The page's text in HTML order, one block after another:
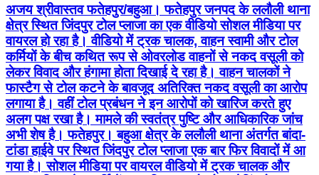
अजय श्रीवास्तव फतेहपुर/बहुआ। फतेहपुर जनपद के ललौली थाना
क्षेत्र स्थित जिंदपुर टोल प्लाजा का एक वीडियो सोशल मीडिया पर
वायरल हो रहा है। वीडियो में ट्रक चालक, वाहन स्वामी और टोल
कर्मियों के बीच कथित रूप से ओवरलोड वाहनों से नकद वसूली को
लेकर विवाद और हंगामा होता दिखाई दे रहा है। वाहन चालकों ने
फास्टैग से टोल कटने के बावजूद अतिरिक्त नकद वसूली का आरोप
लगाया है। वहीं टोल प्रबंधन ने इन आरोपों को खारिज करते हुए
अलग पक्ष रखा है। मामले की स्वतंत्र पुष्टि और आधिकारिक जांच
अभी शेष है। फतेहपुर। बहुआ क्षेत्र के ललौली थाना अंतर्गत बांदा-
टांडा हाईवे पर स्थित जिंदपुर टोल प्लाजा एक बार फिर विवादों में आ
गया है। सोशल मीडिया पर वायरल वीडियो में ट्रक चालक और